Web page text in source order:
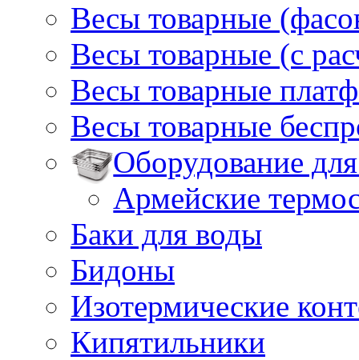
Весы товарные
Весы товарные (с
Весы товарные
Весы товарные
Оборудование
Армейские
Баки для воды
Бидоны
Изотермические
Кипятильники